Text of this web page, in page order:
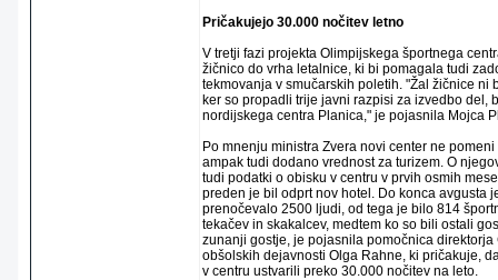
Pričakujejo 30.000 nočitev letno
V tretji fazi projekta Olimpijskega športnega
žičnico do vrha letalnice, ki bi pomagala tudi
tekmovanja v smučarskih poletih. "Žal žičnice ni
ker so propadli trije javni razpisi za izvedbo del,
nordijskega centra Planica," je pojasnila Mojca
Po mnenju ministra Zvera novi center ne
ampak tudi dodano vrednost za turizem. O
tudi podatki o obisku v centru v prvih osmih
preden je bil odprt nov hotel. Do konca avgusta
prenočevalo 2500 ljudi, od tega je bilo 814
tekačev in skakalcev, medtem ko so bili ostali
zunanji gostje, je pojasnila pomočnica direktorja
obšolskih dejavnosti Olga Rahne, ki pričakuje,
v centru ustvarili preko 30.000 nočitev na leto.